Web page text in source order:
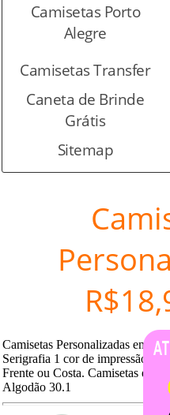
Camisetas Porto
Alegre
Camisetas Transfer
Caneta de Brinde
Grátis
Sitemap
Camisetas Personalizadas em
Serigrafia 1 cor de impressão
Frente ou Costa. Camisetas em
Algodão 30.1